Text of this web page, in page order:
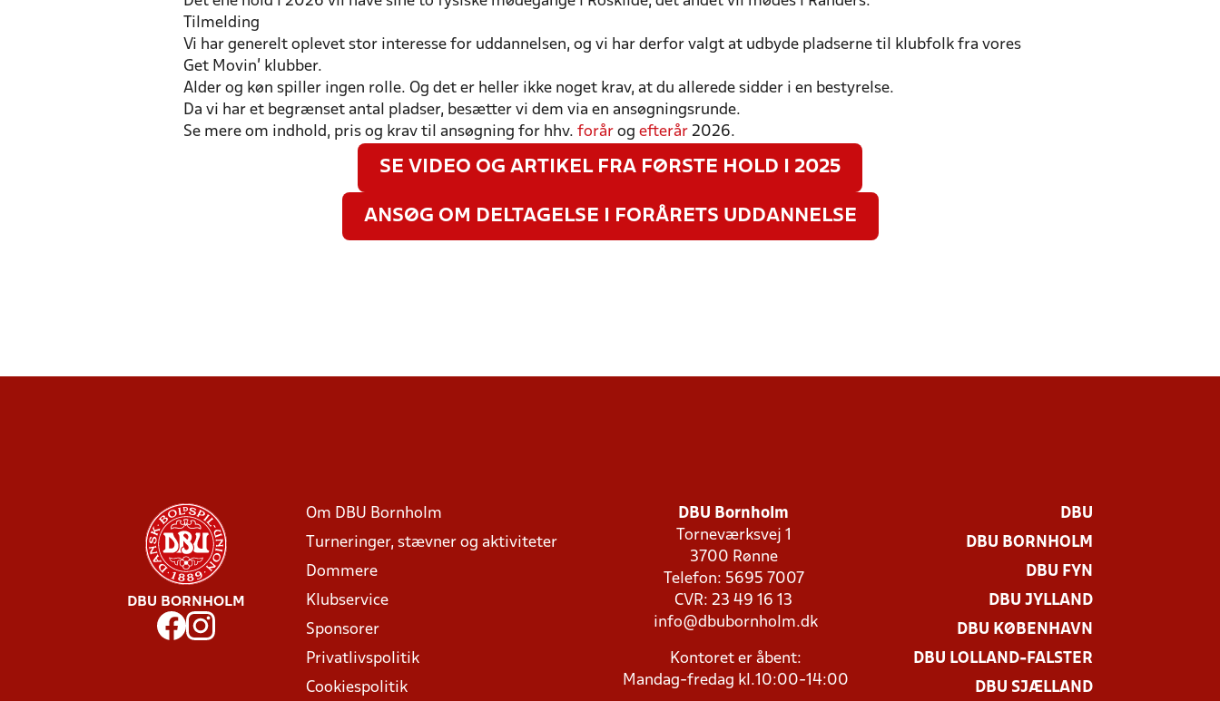
Tilmelding
Vi har generelt oplevet stor interesse for uddannelsen, og vi har derfor valgt at udbyde pladserne til klubfolk fra vores
Get Movin’ klubber.
Alder og køn spiller ingen rolle. Og det er heller ikke noget krav, at du allerede sidder i en bestyrelse.
Da vi har et begrænset antal pladser, besætter vi dem via en ansøgningsrunde.
Se mere om indhold, pris og krav til ansøgning for hhv. forår og efterår 2026.
SE VIDEO OG ARTIKEL FRA FØRSTE HOLD I 2025
ANSØG OM DELTAGELSE I FORÅRETS UDDANNELSE
DBU BORNHOLM
Om DBU Bornholm
Turneringer, stævner og aktiviteter
Dommere
Klubservice
Sponsorer
Privatlivspolitik
Cookiespolitik
DBU Bornholm
Torneværksvej 1
3700 Rønne
Telefon: 5695 7007
CVR: 23 49 16 13
info@dbubornholm.dk
Kontoret er åbent:
Mandag-fredag kl.10:00-14:00
DBU
DBU BORNHOLM
DBU FYN
DBU JYLLAND
DBU KØBENHAVN
DBU LOLLAND-FALSTER
DBU SJÆLLAND